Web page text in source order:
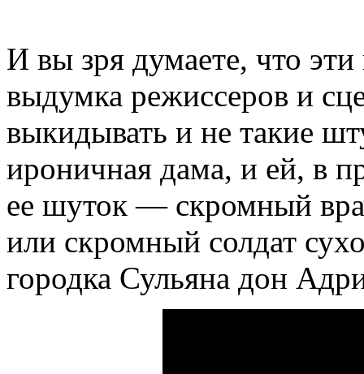
И вы зря думаете, что
выдумка режиссеров и
выкидывать и не такие
ироничная дама, и ей, в
ее шуток — скромный
или скромный солдат
городка Сульяна дон